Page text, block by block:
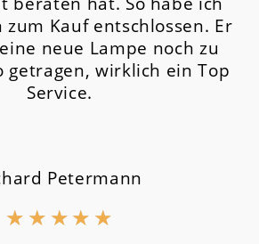
Kauf entschlossen. Er
neue Lampe noch zu
getragen, wirklich ein Top
Service.
Petermann
★ ★ ★ ★ ★